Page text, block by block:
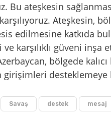
Bu ateşkesin
Ateşkesin,
edilmesine katkıda
karşılıklı güveni inşa
bölgede
desteklemeye
Savaş destek mesaj